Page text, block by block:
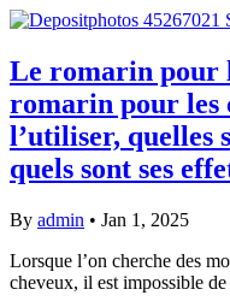
Le romarin pour
romarin pour les
l’utiliser, quelles
quels sont ses
By admin • Jan 1, 2025
Lorsque l’on cherche des
cheveux, il est impossible